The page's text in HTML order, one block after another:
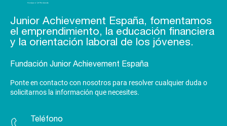
Junior Achievement España, fomentamos
el emprendimiento, la educación financiera
y la orientación laboral de los jóvenes.
Fundación Junior Achievement España
Ponte en contacto con nosotros para resolver cualquier duda o
solicitarnos la información que necesites.
Teléfono